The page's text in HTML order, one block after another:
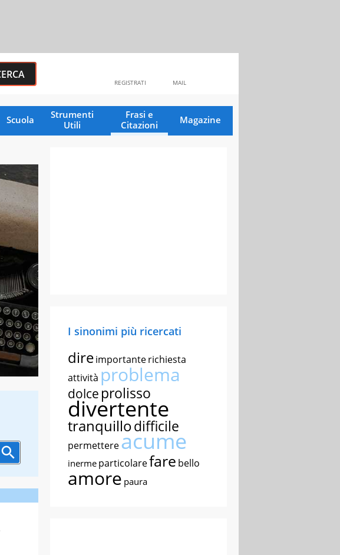
MAIL
REGISTRATI
Scuola
Strumenti
Utili
Frasi e
Citazioni
Magazine
I sinonimi più ricercati
direimportanterichiesta
attività problema
dolce prolisso
divertente
tranquillodifficile
permettereacume
inerme particolarefare bello
amore paura